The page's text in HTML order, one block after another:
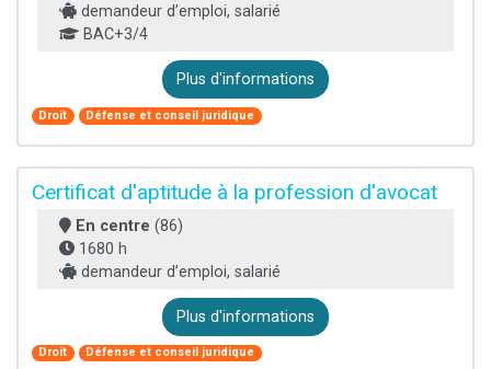
demandeur d’emploi, salarié
BAC+3/4
Plus d'informations
Droit Défense et conseil juridique
Certificat d'aptitude à la profession d'avocat
En centre (86)
1680 h
demandeur d’emploi, salarié
Plus d'informations
Droit Défense et conseil juridique